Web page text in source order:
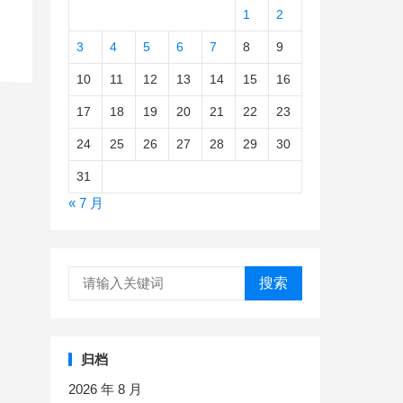
1 2
3 4 5 6 7 8 9
10 11 12 13 14 15 16
17 18 19 20 21 22 23
24 25 26 27 28 29 30
31
« 7 月
搜索
归档
2026 年 8 月